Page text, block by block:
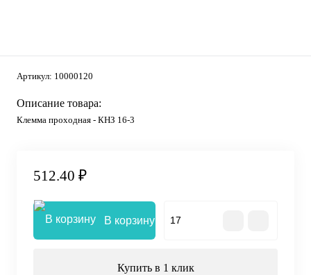
Артикул: 10000120
Описание товара:
Клемма проходная - КНЗ 16-3
512.40 ₽
В корзину
Купить в 1 клик